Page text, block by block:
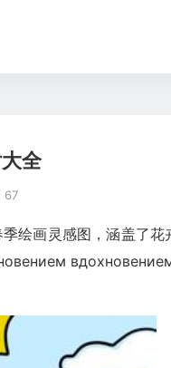
全
67
绘画灵感图，涵盖了花